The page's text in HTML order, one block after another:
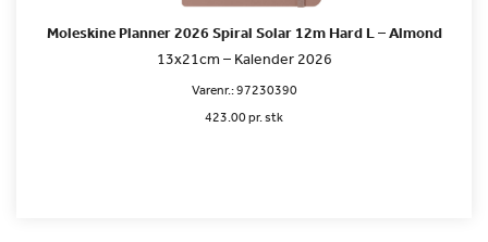
Moleskine Planner 2026 Spiral Solar 12m Hard L – Almond
13x21cm – Kalender 2026
Varenr.:97230390
423.00 pr. stk